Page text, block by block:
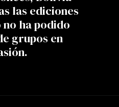
las ediciones
ha podido
grupos en